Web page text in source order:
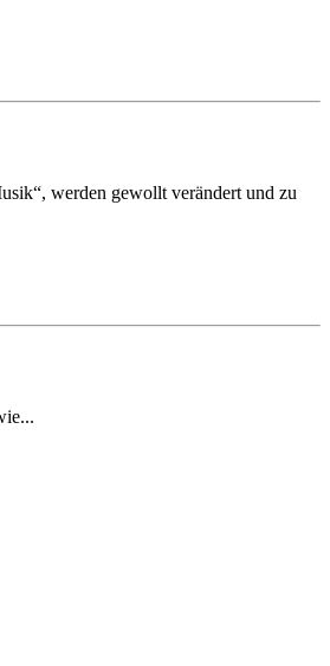
werden gewollt verändert und zu